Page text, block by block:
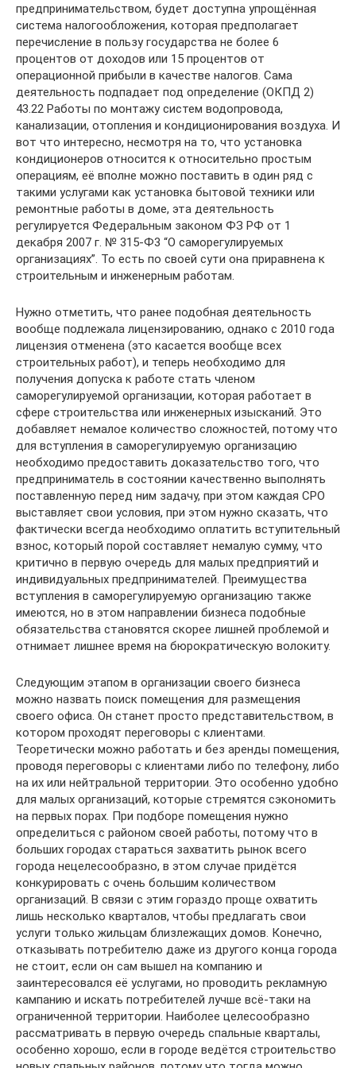
предпринимательством, будет доступна упрощённая
система налогообложения, которая предполагает
перечисление в пользу государства не более 6
процентов от доходов или 15 процентов от
операционной прибыли в качестве налогов. Сама
деятельность подпадает под определение (ОКПД 2)
43.22 Работы по монтажу систем водопровода,
канализации, отопления и кондиционирования воздуха. И
вот что интересно, несмотря на то, что установка
кондиционеров относится к относительно простым
операциям, её вполне можно поставить в один ряд с
такими услугами как установка бытовой техники или
ремонтные работы в доме, эта деятельность
регулируется Федеральным законом ФЗ РФ от 1
декабря 2007 г. № 315-Ф3 “О саморегулируемых
организациях”. То есть по своей сути она приравнена к
строительным и инженерным работам.
Нужно отметить, что ранее подобная деятельность
вообще подлежала лицензированию, однако с 2010 года
лицензия отменена (это касается вообще всех
строительных работ), и теперь необходимо для
получения допуска к работе стать членом
саморегулируемой организации, которая работает в
сфере строительства или инженерных изысканий. Это
добавляет немалое количество сложностей, потому что
для вступления в саморегулируемую организацию
необходимо предоставить доказательство того, что
предприниматель в состоянии качественно выполнять
поставленную перед ним задачу, при этом каждая СРО
выставляет свои условия, при этом нужно сказать, что
фактически всегда необходимо оплатить вступительный
взнос, который порой составляет немалую сумму, что
критично в первую очередь для малых предприятий и
индивидуальных предпринимателей. Преимущества
вступления в саморегулируемую организацию также
имеются, но в этом направлении бизнеса подобные
обязательства становятся скорее лишней проблемой и
отнимает лишнее время на бюрократическую волокиту.
Следующим этапом в организации своего бизнеса
можно назвать поиск помещения для размещения
своего офиса. Он станет просто представительством, в
котором проходят переговоры с клиентами.
Теоретически можно работать и без аренды помещения,
проводя переговоры с клиентами либо по телефону, либо
на их или нейтральной территории. Это особенно удобно
для малых организаций, которые стремятся сэкономить
на первых порах. При подборе помещения нужно
определиться с районом своей работы, потому что в
больших городах стараться захватить рынок всего
города нецелесообразно, в этом случае придётся
конкурировать с очень большим количеством
организаций. В связи с этим гораздо проще охватить
лишь несколько кварталов, чтобы предлагать свои
услуги только жильцам близлежащих домов. Конечно,
отказывать потребителю даже из другого конца города
не стоит, если он сам вышел на компанию и
заинтересовался её услугами, но проводить рекламную
кампанию и искать потребителей лучше всё-таки на
ограниченной территории. Наиболее целесообразно
рассматривать в первую очередь спальные кварталы,
особенно хорошо, если в городе ведётся строительство